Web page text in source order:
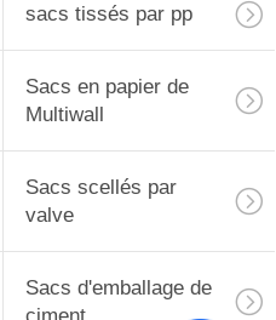
sacs tissés par pp
Sacs en papier de
Multiwall
Sacs scellés par
valve
Sacs d'emballage de